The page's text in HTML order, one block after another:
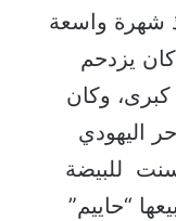
شهرة واسعة
يزدحم
كبرى، وكان
اليهودي
البلدي بثمن يقل عن 50 سنت للبيضة
“حاييم”